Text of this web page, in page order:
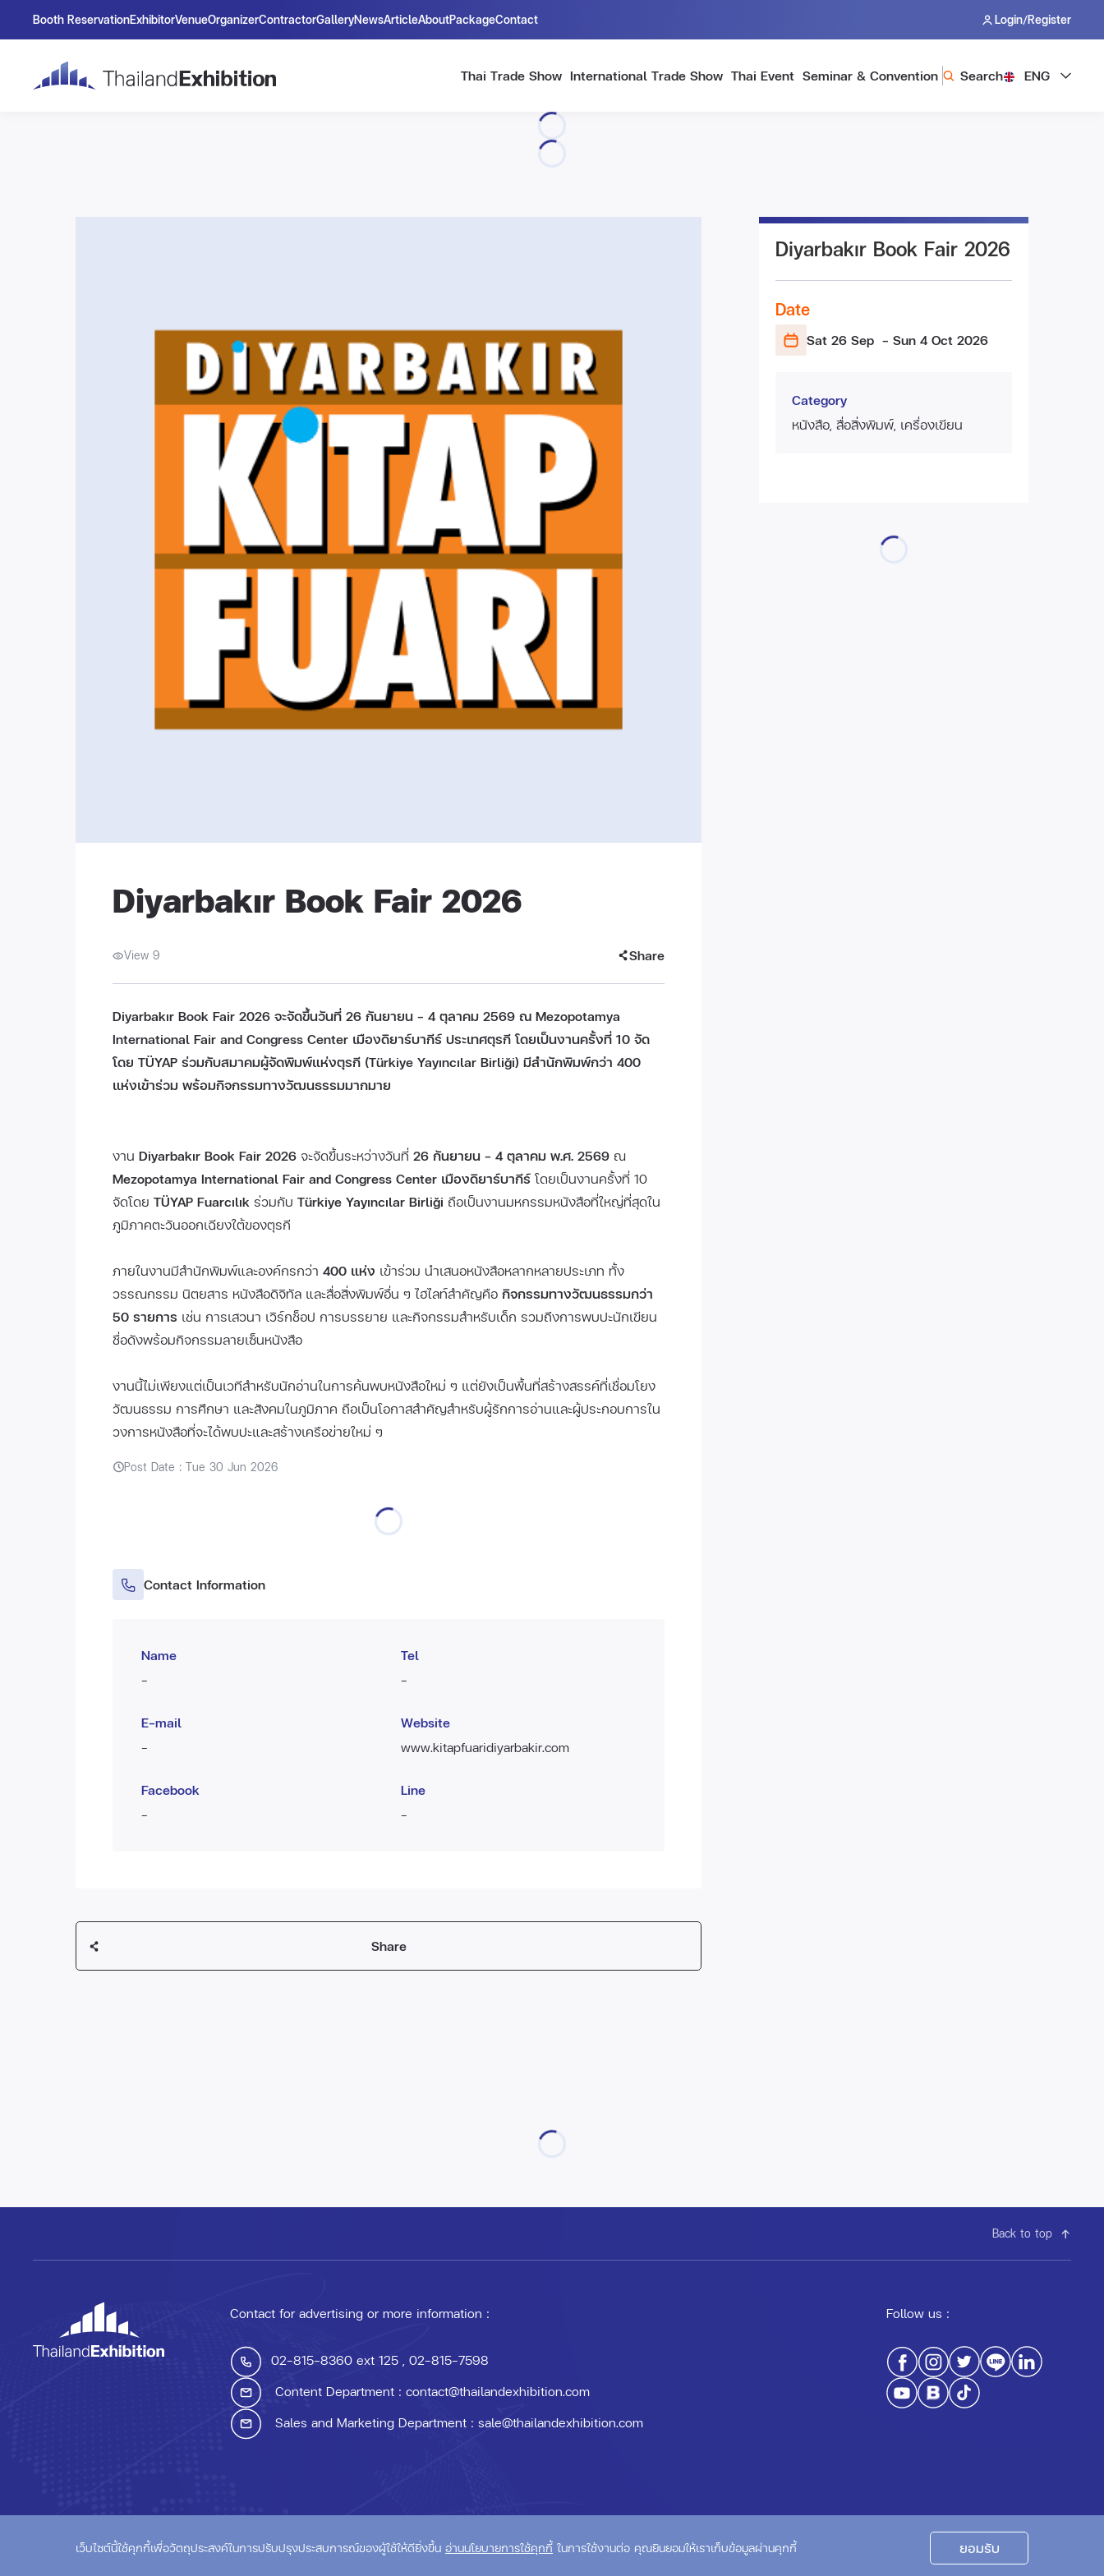
Booth ReservationExhibitorVenueOrganizerContractorGalleryNewsArticleAboutPackageContact Login/Register
Thai Trade Show International Trade Show Thai Event Seminar & Convention Search ENG
Diyarbakır Book Fair 2026
Date
Sat 26 Sep - Sun 4 Oct 2026
Category
หนังสือ, สื่อสิ่งพิมพ์, เครื่องเขียน
Diyarbakır Book Fair 2026
View 9 Share
Diyarbakır Book Fair 2026 จะจัดขึ้นวันที่ 26 กันยายน – 4 ตุลาคม 2569 ณ Mezopotamya
International Fair and Congress Center เมืองดิยาร์บากีร์ ประเทศตุรกี โดยเป็นงานครั้งที่ 10 จัด
โดย TÜYAP ร่วมกับสมาคมผู้จัดพิมพ์แห่งตุรกี (Türkiye Yayıncılar Birliği) มีสำนักพิมพ์กว่า 400
แห่งเข้าร่วม พร้อมกิจกรรมทางวัฒนธรรมมากมาย
งาน Diyarbakır Book Fair 2026 จะจัดขึ้นระหว่างวันที่ 26 กันยายน – 4 ตุลาคม พ.ศ. 2569 ณ
Mezopotamya International Fair and Congress Center เมืองดิยาร์บากีร์ โดยเป็นงานครั้งที่ 10
จัดโดย TÜYAP Fuarcılık ร่วมกับ Türkiye Yayıncılar Birliği ถือเป็นงานมหกรรมหนังสือที่ใหญ่ที่สุดใน
ภูมิภาคตะวันออกเฉียงใต้ของตุรกี
ภายในงานมีสำนักพิมพ์และองค์กรกว่า 400 แห่ง เข้าร่วม นำเสนอหนังสือหลากหลายประเภท ทั้ง
วรรณกรรม นิตยสาร หนังสือดิจิทัล และสื่อสิ่งพิมพ์อื่น ๆ ไฮไลท์สำคัญคือ กิจกรรมทางวัฒนธรรมกว่า
50 รายการ เช่น การเสวนา เวิร์กช็อป การบรรยาย และกิจกรรมสำหรับเด็ก รวมถึงการพบปะนักเขียน
ชื่อดังพร้อมกิจกรรมลายเซ็นหนังสือ
งานนี้ไม่เพียงแต่เป็นเวทีสำหรับนักอ่านในการค้นพบหนังสือใหม่ ๆ แต่ยังเป็นพื้นที่สร้างสรรค์ที่เชื่อมโยง
วัฒนธรรม การศึกษา และสังคมในภูมิภาค ถือเป็นโอกาสสำคัญสำหรับผู้รักการอ่านและผู้ประกอบการใน
วงการหนังสือที่จะได้พบปะและสร้างเครือข่ายใหม่ ๆ
Post Date : Tue 30 Jun 2026
Contact Information
Name
-
Tel
-
E-mail
-
Website
www.kitapfuaridiyarbakir.com
Facebook
-
Line
-
Share
Back to top
Contact for advertising or more information :
02-815-8360 ext 125 , 02-815-7598
Content Department : contact@thailandexhibition.com
Sales and Marketing Department : sale@thailandexhibition.com
Follow us :
Privacy PolicyCookie Policy
เว็บไซต์นี้ใช้คุกกี้เพื่อวัตถุประสงค์ในการปรับปรุงประสบการณ์ของผู้ใช้ให้ดียิ่งขึ้น อ่านนโยบายการใช้คุกกี้ ในการใช้งานต่อ คุณยินยอมให้เราเก็บข้อมูลผ่านคุกกี้ ยอมรับ